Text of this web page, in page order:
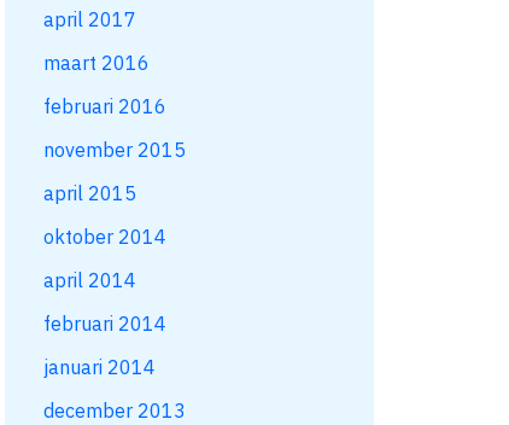
april 2017
maart 2016
februari 2016
november 2015
april 2015
oktober 2014
april 2014
februari 2014
januari 2014
december 2013